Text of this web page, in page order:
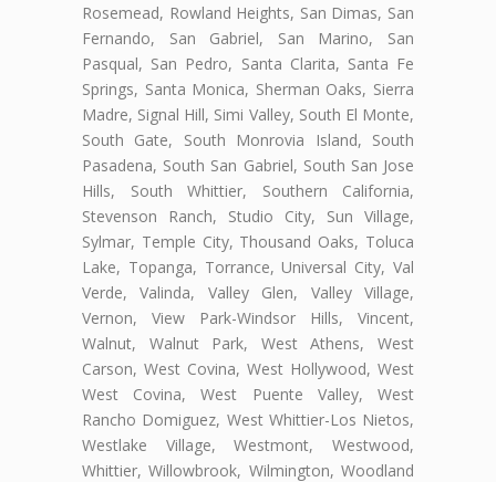
Rosemead, Rowland Heights, San Dimas, San
Fernando, San Gabriel, San Marino, San
Pasqual, San Pedro, Santa Clarita, Santa Fe
Springs, Santa Monica, Sherman Oaks, Sierra
Madre, Signal Hill, Simi Valley, South El Monte,
South Gate, South Monrovia Island, South
Pasadena, South San Gabriel, South San Jose
Hills, South Whittier, Southern California,
Stevenson Ranch, Studio City, Sun Village,
Sylmar, Temple City, Thousand Oaks, Toluca
Lake, Topanga, Torrance, Universal City, Val
Verde, Valinda, Valley Glen, Valley Village,
Vernon, View Park-Windsor Hills, Vincent,
Walnut, Walnut Park, West Athens, West
Carson, West Covina, West Hollywood, West
West Covina, West Puente Valley, West
Rancho Domiguez, West Whittier-Los Nietos,
Westlake Village, Westmont, Westwood,
Whittier, Willowbrook, Wilmington, Woodland